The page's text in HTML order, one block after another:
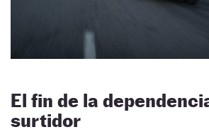
El fin de la
surtidor